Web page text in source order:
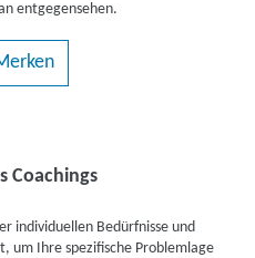
entgegensehen.
Coachings
individuellen Bedürfnisse und
um Ihre spezifische Problemlage